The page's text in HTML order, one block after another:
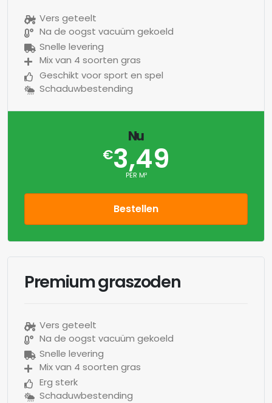
Vers geteelt
Na de oogst vacuüm gekoeld
Snelle levering
Mix van 4 soorten gras
Geschikt voor sport en spel
Schaduwbestending
Nu
€3,49
PER M²
Bestellen
Premium graszoden
Vers geteelt
Na de oogst vacuüm gekoeld
Snelle levering
Mix van 4 soorten gras
Erg sterk
Schaduwbestending